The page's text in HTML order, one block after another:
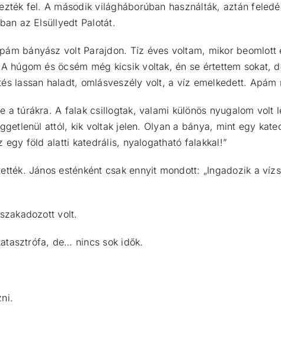
fel. A második világháborúban használták, aztán
az Elsüllyedt Palotát.
bányász volt Parajdon. Tíz éves voltam, mikor beomlott
és öcsém még kicsik voltak, én se értettem sokat,
lassan haladt, omlásveszély volt, a víz emelkedett. Apám
túrákra. A falak csillogtak, valami különös nyugalom volt
attól, kik voltak jelen. Olyan a bánya, mint egy
föld alatti katedrális, nyalogatható falakkal!”
János esténként csak ennyit mondott: „Ingadozik a
volt.
de… nincs sok idők.